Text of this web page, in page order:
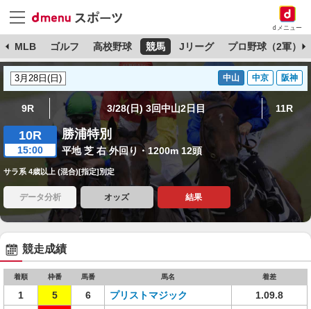
dメニュー
MLB ゴルフ 高校野球 競馬 Jリーグ プロ野球（2軍）
中山 中京 阪神
9R 3/28(日) 3回中山2日目 11R
10R
15:00
勝浦特別
平地 芝 右 外回り・1200m 12頭
サラ系 4歳以上 (混合)[指定]別定
データ分析 オッズ 結果
競走成績
着順 枠番 馬番 馬名 着差
1 5 6 プリストマジック
1.09.8